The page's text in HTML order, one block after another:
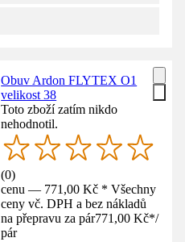
Obuv Ardon FLYTEX O1
velikost 38
Toto zboží zatím nikdo
nehodnotil.
(0)
cenu — 771,00 Kč * Všechny
ceny vč. DPH a bez nákladů
na přepravu za pár771,00 Kč*/
pár